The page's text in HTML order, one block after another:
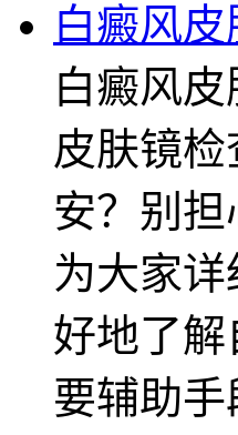
白癜风
白癜风
皮肤镜
安？别
为大家
好地了
要辅助